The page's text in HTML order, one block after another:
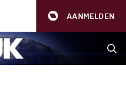
AANMELDEN